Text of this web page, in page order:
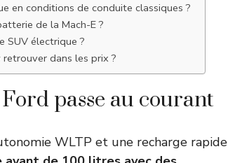
en conditions de conduite classiques ?
de la Mach-E ?
SUV électrique ?
dans les prix ?
passe au courant
WLTP et une recharge rapide